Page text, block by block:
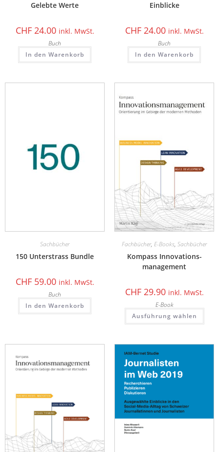
Gelebte Werte
CHF24.00 inkl. MwSt.
Buch
In den Warenkorb
Einblicke
CHF24.00 inkl. MwSt.
Buch
In den Warenkorb
Sachbücher
150 Unterstrass Bundle
CHF59.00 inkl. MwSt.
Buch
In den Warenkorb
Fachbücher, E-Books, Sachbücher
Kompass Innovations­
management
CHF29.90 inkl. MwSt.
E-Book
Ausführung wählen